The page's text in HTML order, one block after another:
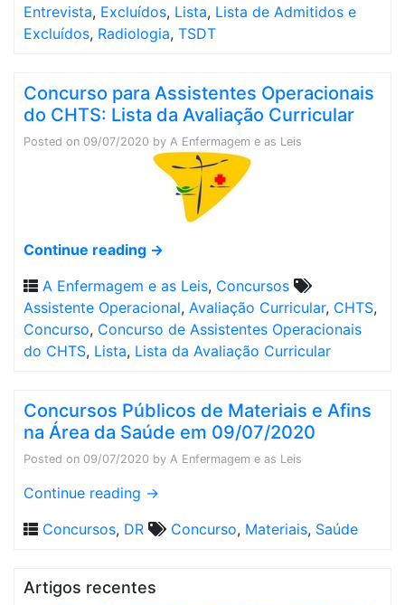
Entrevista, Excluídos, Lista, Lista de Admitidos e
Excluídos, Radiologia, TSDT
Concurso para Assistentes Operacionais
do CHTS: Lista da Avaliação Curricular
Posted on 09/07/2020 by A Enfermagem e as Leis
Continue reading →
A Enfermagem e as Leis, Concursos
Assistente Operacional, Avaliação Curricular, CHTS,
Concurso, Concurso de Assistentes Operacionais
do CHTS, Lista, Lista da Avaliação Curricular
Concursos Públicos de Materiais e Afins
na Área da Saúde em 09/07/2020
Posted on 09/07/2020 by A Enfermagem e as Leis
Continue reading →
Concursos, DR Concurso, Materiais, Saúde
Artigos recentes